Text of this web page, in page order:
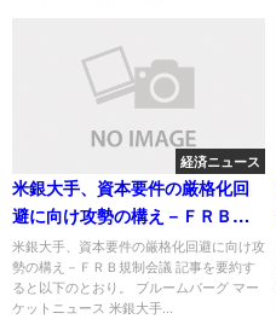
経済ニュース
米銀大手、資本要件の厳格化回
避に向け攻勢の構え－ＦＲＢ規
制会議
米銀大手、資本要件の厳格化回避に向け攻
勢の構え－ＦＲＢ規制会議 記事を要約す
ると以下のとおり。 ブルームバーグ マー
ケットニュース 米銀大手...